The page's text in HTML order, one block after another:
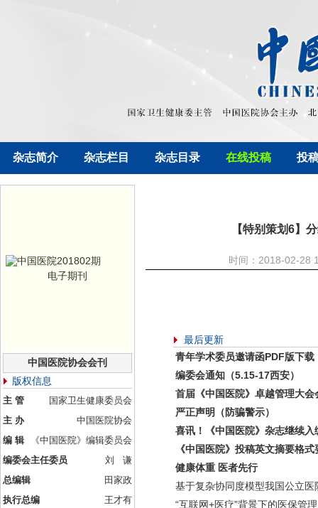
杂志简介 杂志栏目 杂志目录 在线投稿 投
电子期刊
中国医院协会会刊
版权信息
主 管
国家卫生健康委员会
主 办
中国医院协会
编 辑
《中国医院》编辑委员会
编委会主任委员
刘 谦
总编辑
田家政
执行总编
王才有
【特别策划6】
时间：2018-02-28
最后更新
青年学术委员邀请函PDF版下载
编委会通知（5.15-17西安）
首届《中国医院》卓越管理大会
严正声明（防骗警示）
喜讯！《中国医院》杂志继续入
《中国医院》投稿英文摘要格式
健康体重 医者先行
基于复杂协同度模型我国公立医
“互联网+医疗”背景下的医保管理